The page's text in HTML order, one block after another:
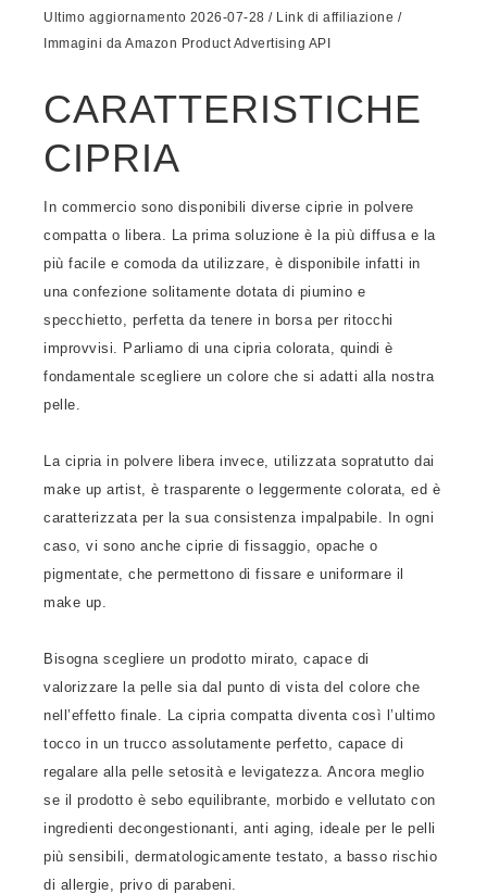
Ultimo aggiornamento 2026-07-28 / Link di affiliazione /
Immagini da Amazon Product Advertising API
CARATTERISTICHE
CIPRIA
In commercio sono disponibili diverse ciprie in polvere
compatta o libera. La prima soluzione è la più diffusa e la
più facile e comoda da utilizzare, è disponibile infatti in
una confezione solitamente dotata di piumino e
specchietto, perfetta da tenere in borsa per ritocchi
improvvisi. Parliamo di una cipria colorata, quindi è
fondamentale scegliere un colore che si adatti alla nostra
pelle.
La cipria in polvere libera invece, utilizzata sopratutto dai
make up artist, è trasparente o leggermente colorata, ed è
caratterizzata per la sua consistenza impalpabile. In ogni
caso, vi sono anche ciprie di fissaggio, opache o
pigmentate, che permettono di fissare e uniformare il
make up.
Bisogna scegliere un prodotto mirato, capace di
valorizzare la pelle sia dal punto di vista del colore che
nell’effetto finale. La cipria compatta diventa così l’ultimo
tocco in un trucco assolutamente perfetto, capace di
regalare alla pelle setosità e levigatezza. Ancora meglio
se il prodotto è sebo equilibrante, morbido e vellutato con
ingredienti decongestionanti, anti aging, ideale per le pelli
più sensibili, dermatologicamente testato, a basso rischio
di allergie, privo di parabeni.